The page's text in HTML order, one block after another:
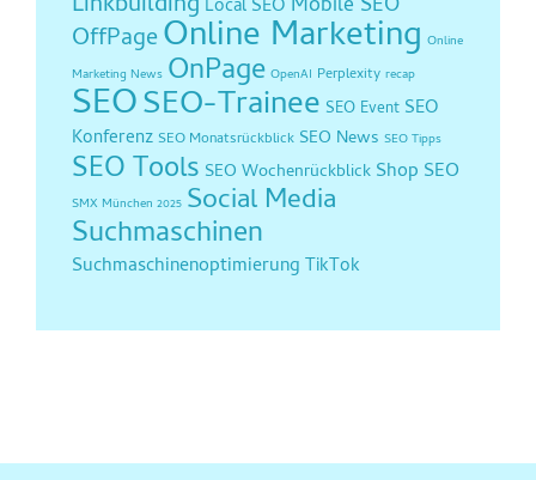
Local SEO
OffPageOnline Marketing Online
Marketing News OnPage OpenAI Perplexity recap
SEOSEO-Trainee SEO Event SEO
Konferenz SEO Monatsrückblick SEO News SEO Tipps
SEO Tools SEO Wochenrückblick Shop SEO
SMX München 2025 Social Media
Suchmaschinen
Suchmaschinenoptimierung TikTok